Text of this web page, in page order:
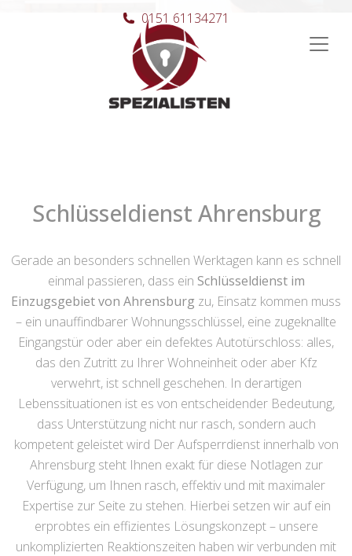
Hauptnavigation
0151 61134271
Schlüsseldienst Ahrensburg
Gerade an besonders schnellen Werktagen kann es schnell
einmal passieren, dass ein Schlüsseldienst im
Einzugsgebiet von Ahrensburg zu, Einsatz kommen muss
– ein unauffindbarer Wohnungsschlüssel, eine zugeknallte
Eingangstür oder aber ein defektes Autotürschloss: alles,
das den Zutritt zu Ihrer Wohneinheit oder aber Kfz
verwehrt, ist schnell geschehen. In derartigen
Lebenssituationen ist es von entscheidender Bedeutung,
dass Unterstützung nicht nur rasch, sondern auch
kompetent geleistet wird Der Aufsperrdienst innerhalb von
Ahrensburg steht Ihnen exakt für diese Notlagen zur
Verfügung, um Ihnen rasch, effektiv und mit maximaler
Expertise zur Seite zu stehen. Hierbei setzen wir auf ein
erprobtes ein effizientes Lösungskonzept – unsere
unkomplizierten Reaktionszeiten haben wir verbunden mit